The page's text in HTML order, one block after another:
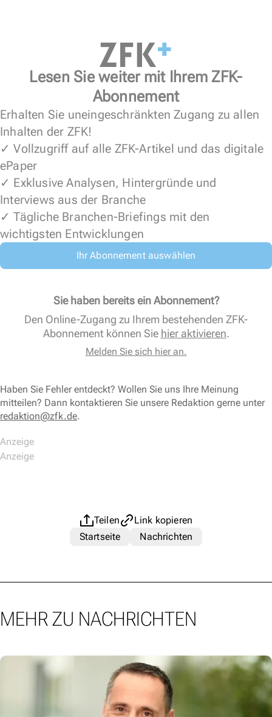
Lesen Sie weiter mit Ihrem ZFK-
Abonnement
Erhalten Sie uneingeschränkten Zugang zu allen
Inhalten der ZFK!
✓ Vollzugriff auf alle ZFK-Artikel und das digitale
ePaper
✓ Exklusive Analysen, Hintergründe und
Interviews aus der Branche
✓ Tägliche Branchen-Briefings mit den
wichtigsten Entwicklungen
Ihr Abonnement auswählen
Sie haben bereits ein Abonnement?
Den Online-Zugang zu Ihrem bestehenden ZFK-
Abonnement können Sie hier aktivieren.
Melden Sie sich hier an.
Haben Sie Fehler entdeckt? Wollen Sie uns Ihre Meinung
mitteilen? Dann kontaktieren Sie unsere Redaktion gerne unter
redaktion@zfk.de.
Teilen
Link kopieren
Startseite
Nachrichten
MEHR ZU NACHRICHTEN